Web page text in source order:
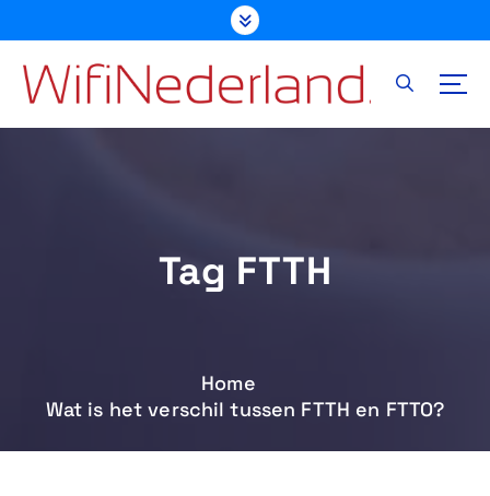
a
Tag FTTH
Home
Wat is het verschil tussen FTTH en FTTO?